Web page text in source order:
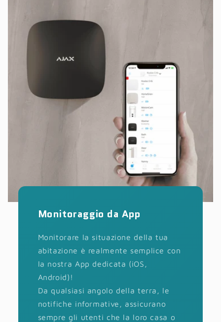
Monitoraggio da App
Monitorare la situazione della tua
abitazione è realmente semplice con
la nostra App dedicata (iOS,
Android)!
Da qualsiasi angolo della terra, le
notifiche informative, assicurano
sempre gli utenti che la loro casa o